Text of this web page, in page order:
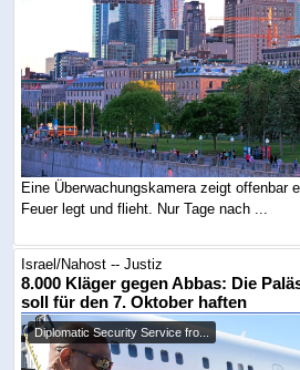
Eine Überwachungskamera zeigt offenbar
Feuer legt und flieht. Nur Tage nach ...
Israel/Nahost -- Justiz
8.000 Kläger gegen Abbas: Die
soll für den 7. Oktober haften
Diplomatic Security Service fro...